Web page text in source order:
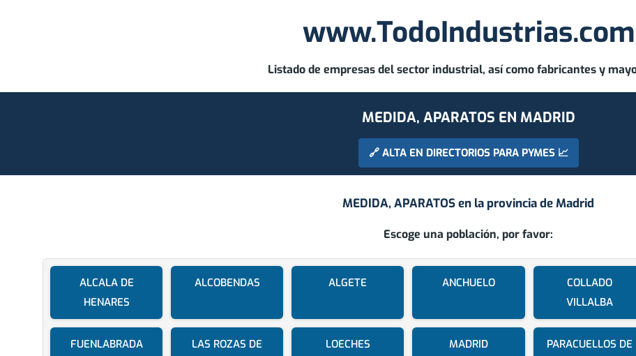
www.TodoIndustrias.com
Listado de empresas del sector industrial, así como fabricantes y
MEDIDA, APARATOS EN MADRID
🔗 ALTA EN DIRECTORIOS PARA PYMES 📈
MEDIDA, APARATOS en la provincia deMadrid
Escoge una población, por favor:
ALCALA DE
HENARES
ALCOBENDAS ALGETE ANCHUELO
COLLADO
VILLALBA
FUENLABRADA
LAS ROZAS DE
LOECHES MADRID
PARACUELLOS DE